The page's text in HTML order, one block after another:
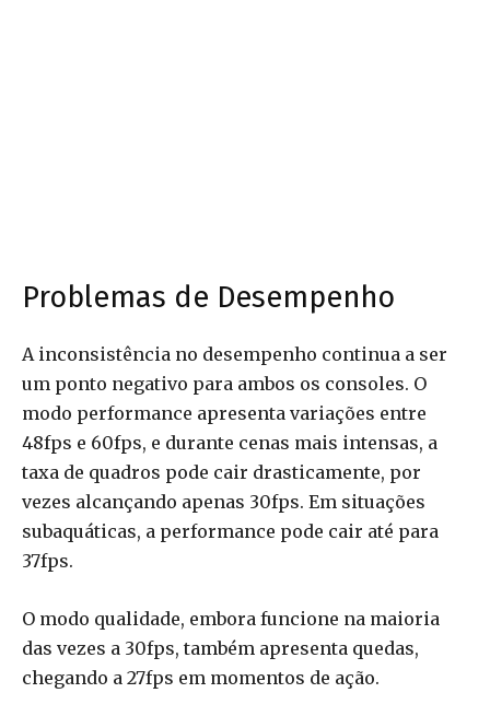
Problemas de Desempenho
A inconsistência no desempenho continua a ser
um ponto negativo para ambos os consoles. O
modo performance apresenta variações entre
48fps e 60fps, e durante cenas mais intensas, a
taxa de quadros pode cair drasticamente, por
vezes alcançando apenas 30fps. Em situações
subaquáticas, a performance pode cair até para
37fps.
O modo qualidade, embora funcione na maioria
das vezes a 30fps, também apresenta quedas,
chegando a 27fps em momentos de ação.